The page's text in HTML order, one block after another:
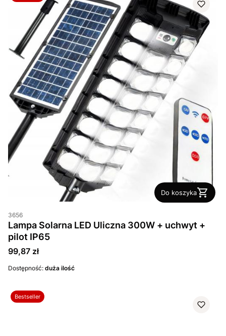
Do koszyka
3656
Lampa Solarna LED Uliczna 300W + uchwyt +
pilot IP65
Cena
99,87 zł
Dostępność: duża ilość
Bestseller